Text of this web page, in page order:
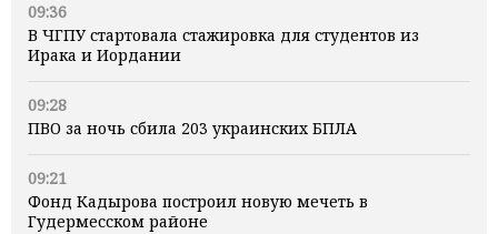
09:36
В ЧГПУ стартовала стажировка для студентов из
Ирака и Иордании
09:28
ПВО за ночь сбила 203 украинских БПЛА
09:21
Фонд Кадырова построил новую мечеть в
Гудермесском районе